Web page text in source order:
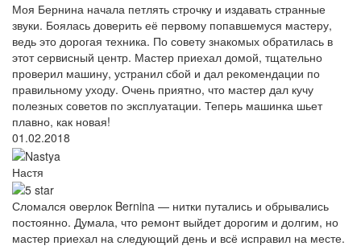
Моя Бернина начала петлять строчку и издавать странные
звуки. Боялась доверить её первому попавшемуся мастеру,
ведь это дорогая техника. По совету знакомых обратилась в
этот сервисный центр. Мастер приехал домой, тщательно
проверил машину, устранил сбой и дал рекомендации по
правильному уходу. Очень приятно, что мастер дал кучу
полезных советов по эксплуатации. Теперь машинка шьет
плавно, как новая!
01.02.2018
Настя
Сломался оверлок Bernina — нитки путались и обрывались
постоянно. Думала, что ремонт выйдет дорогим и долгим, но
мастер приехал на следующий день и всё исправил на месте.